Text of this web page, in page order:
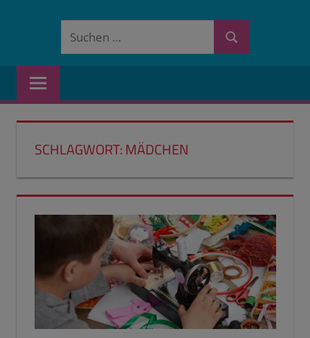
Suchen
Suchen
SCHLAGWORT:MÄDCHEN